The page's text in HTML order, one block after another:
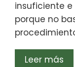
insuficiente e
porque no
Leer más